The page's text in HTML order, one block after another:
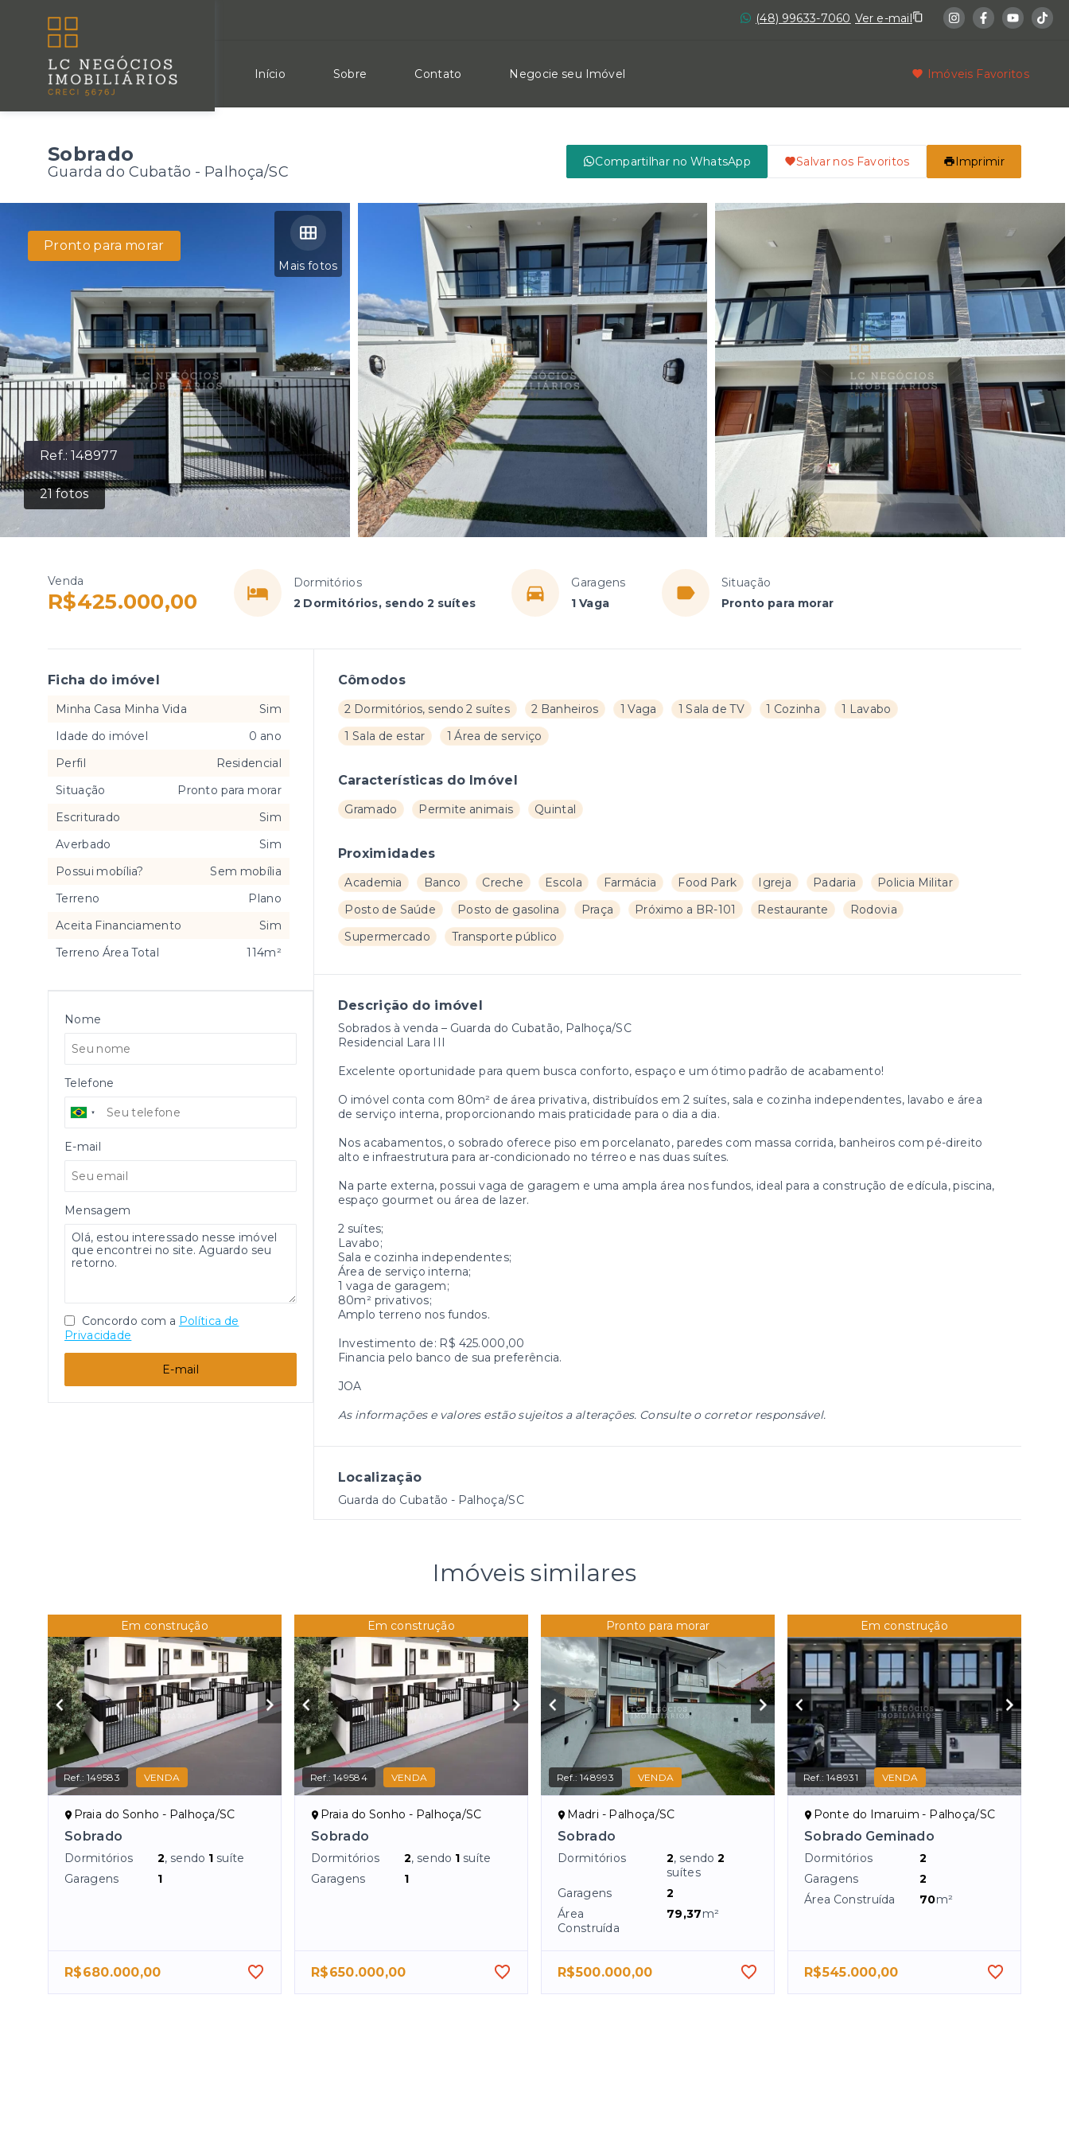
(48) 99633-7060 Ver e-mail
Início Sobre Contato Negocie seu Imóvel Imóveis Favoritos
Sobrado
Guarda do Cubatão - Palhoça/SC
Compartilhar no WhatsApp Salvar nos Favoritos Imprimir
Ref.:148977
21fotos
Mais fotos
Pronto para morar
Venda
R$425.000,00
Dormitórios
2 Dormitórios, sendo 2 suítes
Garagens
1 Vaga
Situação
Pronto para morar
Cômodos
2 Dormitórios, sendo 2 suítes 2 Banheiros 1 Vaga 1 Sala de TV 1 Cozinha
1 Lavabo
1 Sala de estar
1 Área de serviço
Características do Imóvel
Gramado Permite animais Quintal
Proximidades
Academia Banco Creche Escola Farmácia Food Park Igreja Padaria
Policia Militar
Posto de Saúde
Posto de gasolina Praça Próximo a BR-101 Restaurante
Rodovia
Supermercado
Transporte público
Descrição do imóvel
Sobrados à venda – Guarda do Cubatão, Palhoça/SC
Residencial Lara III
Excelente oportunidade para quem busca conforto, espaço e um ótimo padrão de acabamento!
O imóvel conta com 80m² de área privativa, distribuídos em 2 suítes, sala e cozinha independentes, lavabo e área
de serviço interna, proporcionando mais praticidade para o dia a dia.
Nos acabamentos, o sobrado oferece piso em porcelanato, paredes com massa corrida, banheiros com pé-direito
alto e infraestrutura para ar-condicionado no térreo e nas duas suítes.
Na parte externa, possui vaga de garagem e uma ampla área nos fundos, ideal para a construção de edícula, piscina,
espaço gourmet ou área de lazer.
2 suítes;
Lavabo;
Sala e cozinha independentes;
Área de serviço interna;
1 vaga de garagem;
80m² privativos;
Amplo terreno nos fundos.
Investimento de: R$ 425.000,00
Financia pelo banco de sua preferência.
JOA
As informações e valores estão sujeitos a alterações. Consulte o corretor responsável.
Localização
Guarda do Cubatão - Palhoça/SC
Ficha do imóvel
Minha Casa Minha Vida
Sim
Idade do imóvel
0 ano
Perfil
Residencial
Situação
Pronto para morar
Escriturado
Sim
Averbado
Sim
Possui mobília?
Sem mobília
Terreno
Plano
Aceita Financiamento
Sim
Terreno Área Total
114m²
Nome
Telefone
E-mail
Mensagem
Concordo com a Política de
Privacidade
E-mail
Imóveis similares
Em construção
Ref.:149583 VENDA
Praia do Sonho - Palhoça/SC
Sobrado
Dormitórios 2, sendo 1 suíte
Garagens
1
R$680.000,00
Em construção
Ref.:149584 VENDA
Praia do Sonho - Palhoça/SC
Sobrado
Dormitórios 2, sendo 1 suíte
Garagens
1
R$650.000,00
Pronto para morar
Ref.:148993 VENDA
Madri - Palhoça/SC
Sobrado
Dormitórios 2, sendo2
suítes
Garagens
2
Área
Construída
79,37m²
R$500.000,00
Em construção
Ref.:148931 VENDA
Ponte do Imaruim - Palhoça/SC
Sobrado Geminado
Dormitórios
2
Garagens
2
Área Construída
70m²
R$545.000,00